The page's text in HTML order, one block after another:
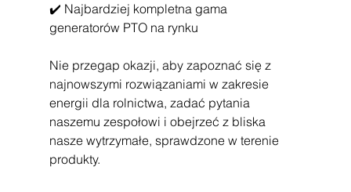
✔️ Najbardziej kompletna gama
generatorów PTO na rynku
Nie przegap okazji, aby zapoznać się z
najnowszymi rozwiązaniami w zakresie
energii dla rolnictwa, zadać pytania
naszemu zespołowi i obejrzeć z bliska
nasze wytrzymałe, sprawdzone w terenie
produkty.